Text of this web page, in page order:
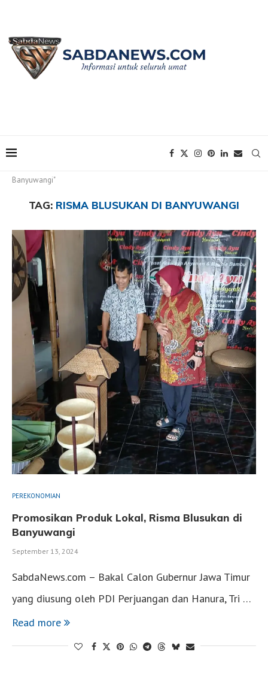
Banyuwangi"
TAG: RISMA BLUSUKAN DI BANYUWANGI
PEREKONOMIAN
Promosikan Produk Lokal, Risma Blusukan di
Banyuwangi
September 13, 2024
SabdaNews.com – Bakal Calon Gubernur Jawa Timur
yang diusung oleh PDI Perjuangan dan Hanura, Tri …
Read more